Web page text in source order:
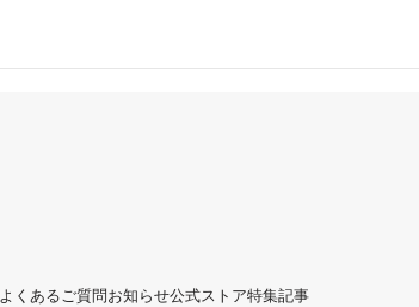
よくあるご質問お知らせ公式ストア特集記事